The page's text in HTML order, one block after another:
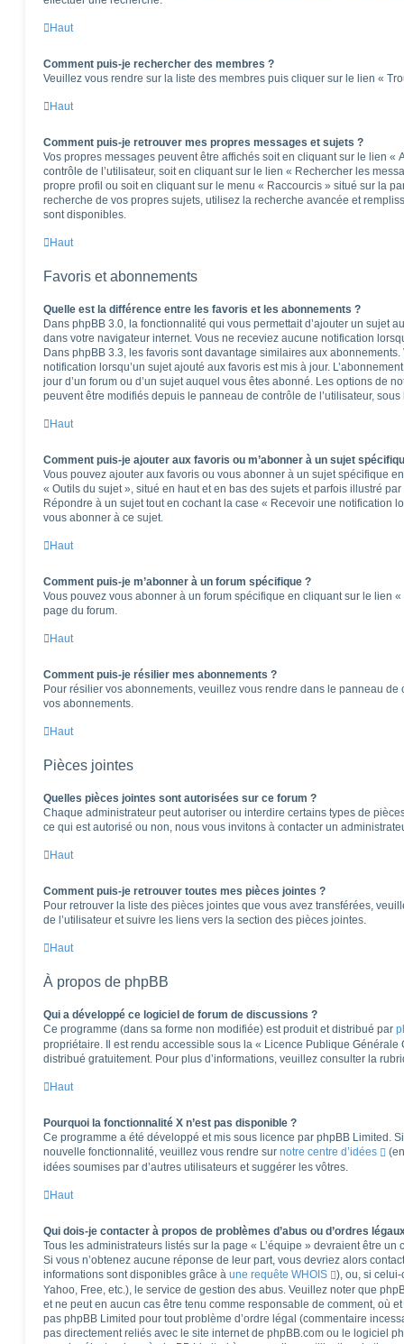
Haut
Comment puis-je rechercher des membres ?
Veuillez vous rendre sur la liste des membres puis cliquer sur le lien «
Haut
Comment puis-je retrouver mes propres messages et sujets ?
Vos propres messages peuvent être affichés soit en cliquant sur le lien «
contrôle de l’utilisateur, soit en cliquant sur le lien « Rechercher les
propre profil ou soit en cliquant sur le menu « Raccourcis » situé sur la
recherche de vos propres sujets, utilisez la recherche avancée et
sont disponibles.
Haut
Favoris et abonnements
Quelle est la différence entre les favoris et les abonnements ?
Dans phpBB 3.0, la fonctionnalité qui vous permettait d’ajouter un sujet
dans votre navigateur internet. Vous ne receviez aucune notification
Dans phpBB 3.3, les favoris sont davantage similaires aux
notification lorsqu’un sujet ajouté aux favoris est mis à jour.
jour d’un forum ou d’un sujet auquel vous êtes abonné. Les options de
peuvent être modifiés depuis le panneau de contrôle de l’utilisateur,
Haut
Comment puis-je ajouter aux favoris ou m’abonner à un sujet
Vous pouvez ajouter aux favoris ou vous abonner à un sujet spécifique
« Outils du sujet », situé en haut et en bas des sujets et parfois illustré
Répondre à un sujet tout en cochant la case « Recevoir une notification
vous abonner à ce sujet.
Haut
Comment puis-je m’abonner à un forum spécifique ?
Vous pouvez vous abonner à un forum spécifique en cliquant sur le lien
page du forum.
Haut
Comment puis-je résilier mes abonnements ?
Pour résilier vos abonnements, veuillez vous rendre dans le panneau de
vos abonnements.
Haut
Pièces jointes
Quelles pièces jointes sont autorisées sur ce forum ?
Chaque administrateur peut autoriser ou interdire certains types de
ce qui est autorisé ou non, nous vous invitons à contacter un
Haut
Comment puis-je retrouver toutes mes pièces jointes ?
Pour retrouver la liste des pièces jointes que vous avez transférées,
de l’utilisateur et suivre les liens vers la section des pièces jointes.
Haut
À propos de phpBB
Qui a développé ce logiciel de forum de discussions ?
Ce programme (dans sa forme non modifiée) est produit et distribué par
propriétaire. Il est rendu accessible sous la « Licence Publique Générale
distribué gratuitement. Pour plus d’informations, veuillez consulter la
Haut
Pourquoi la fonctionnalité X n’est pas disponible ?
Ce programme a été développé et mis sous licence par phpBB Limited.
nouvelle fonctionnalité, veuillez vous rendre sur notre centre d’idées
idées soumises par d’autres utilisateurs et suggérer les vôtres.
Haut
Qui dois-je contacter à propos de problèmes d’abus ou d’ordres
Tous les administrateurs listés sur la page « L’équipe » devraient être
Si vous n’obtenez aucune réponse de leur part, vous devriez alors
informations sont disponibles grâce à une requête WHOIS
), ou, si
Yahoo, Free, etc.), le service de gestion des abus. Veuillez noter que
et ne peut en aucun cas être tenu comme responsable de comment, où
pas phpBB Limited pour tout problème d’ordre légal (commentaire
pas directement reliés avec le site internet de phpBB.com ou le logiciel